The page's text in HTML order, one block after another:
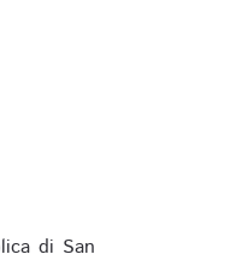
di San